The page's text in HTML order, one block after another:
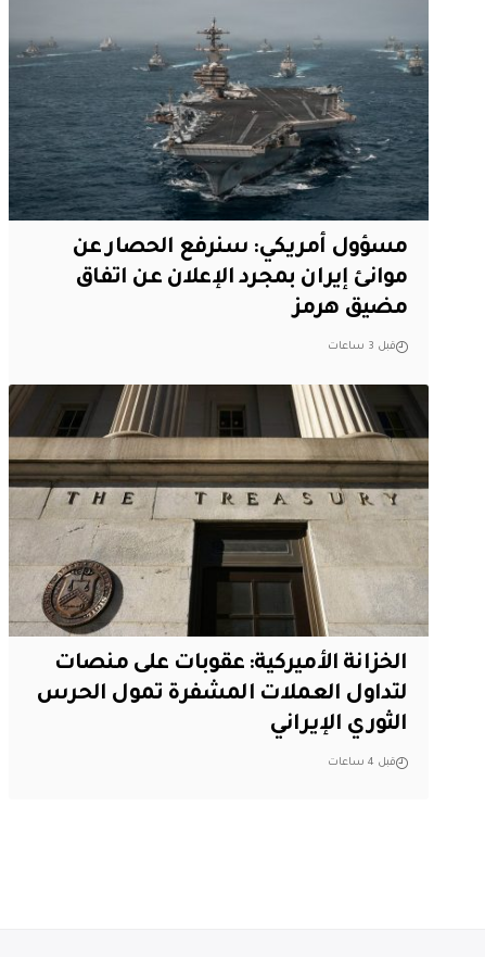
مسؤول أمريكي: سنرفع الحصار عن
موانئ إيران بمجرد الإعلان عن اتفاق
مضيق هرمز
قبل 3 ساعات
الخزانة الأميركية: عقوبات على منصات
لتداول العملات المشفرة تمول الحرس
الثوري الإيراني
قبل 4 ساعات